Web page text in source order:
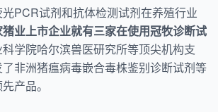
PCR试剂和抗体检测试剂在养殖行业
业上市企业就有三家在使用冠牧诊断试
学院哈尔滨兽医研究所等顶尖机构支
非洲猪瘟病毒嵌合毒株鉴别诊断试剂等
产品。